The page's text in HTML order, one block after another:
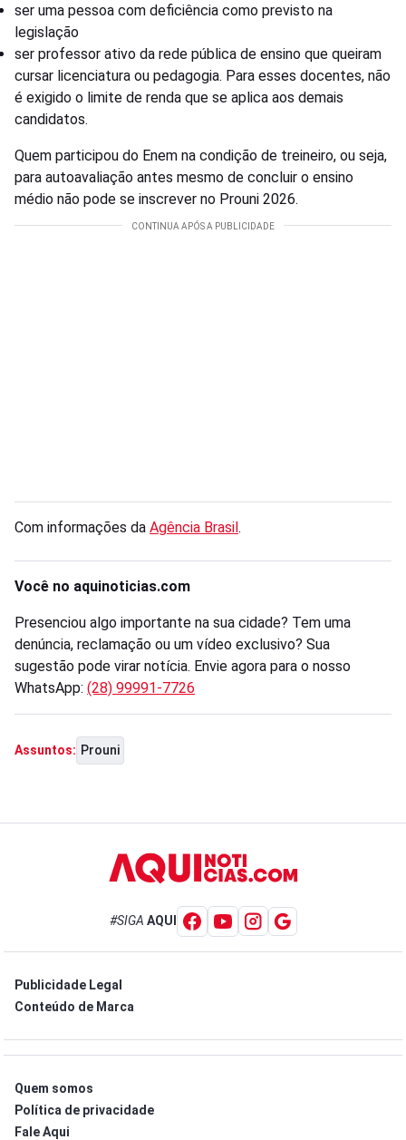
ser uma pessoa com deficiência como previsto na
legislação
ser professor ativo da rede pública de ensino que queiram
cursar licenciatura ou pedagogia. Para esses docentes, não
é exigido o limite de renda que se aplica aos demais
candidatos.
Quem participou do Enem na condição de treineiro, ou seja,
para autoavaliação antes mesmo de concluir o ensino
médio não pode se inscrever no Prouni 2026.
Com informações da Agência Brasil.
Você no aquinoticias.com
Presenciou algo importante na sua cidade? Tem uma
denúncia, reclamação ou um vídeo exclusivo? Sua
sugestão pode virar notícia. Envie agora para o nosso
WhatsApp: (28) 99991-7726
Assuntos: Prouni
#SIGA AQUI
Publicidade Legal
Conteúdo de Marca
Quem somos
Política de privacidade
Fale Aqui